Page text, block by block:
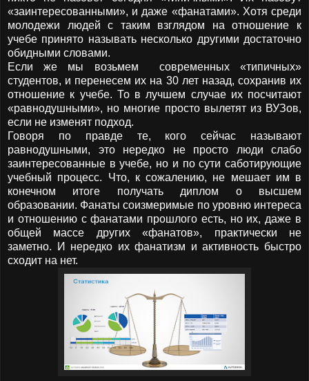
«заинтересованными», и даже «фанатами». Хотя среди
молодежи людей с таким взглядом на отношение к
учебе принято называть несколько другими достаточно
обидными словами.
Если же мы возьмем современных «типичных»
студентов, и перенесем их на 30 лет назад, сохранив их
отношение к учебе. То в лучшем случае их посчитают
«равнодушными», но многие просто вылетят из ВУЗов,
если не изменят подход.
Говоря по правде те, кого сейчас называют
равнодушными, это нередко не просто люди слабо
заинтересованные в учебе, но и по сути саботирующие
учебный процесс. Что, к сожалению, не мешает им в
конечном итоге получать диплом о высшем
образовании. Фанаты соизмеримые по уровню интереса
и отношению с фанатами прошлого есть, но их, даже в
общей массе других «фанатов», практически не
заметно. И нередко их фанатизм и активность быстро
сходит на нет.